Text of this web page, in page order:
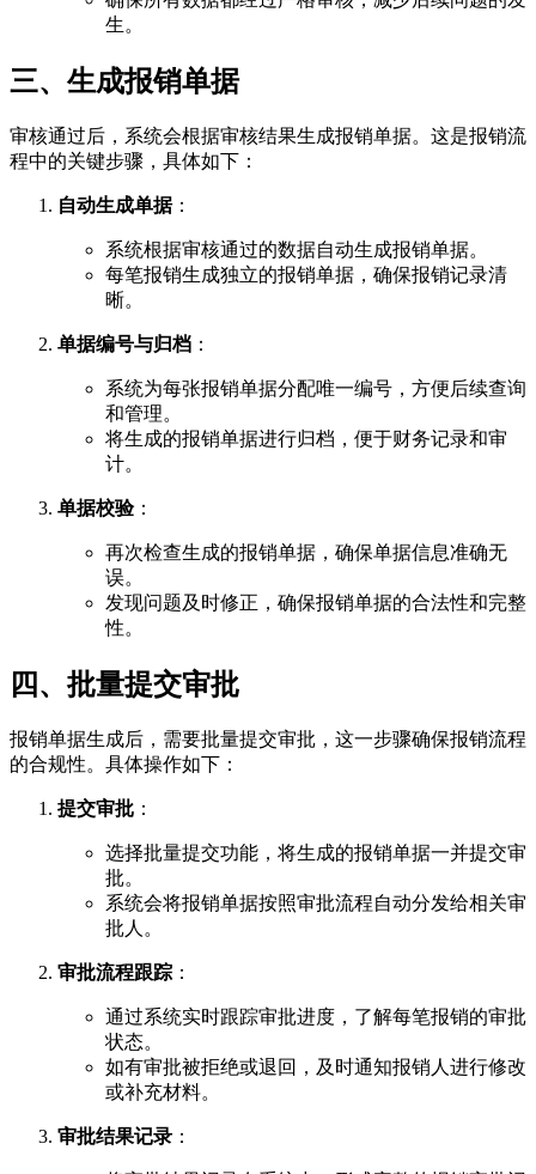
生。
三、生成报销单据
审核通过后，系统会根据审核结果生成报销单据。这是报销流
程中的关键步骤，具体如下：
自动生成单据：
系统根据审核通过的数据自动生成报销单据。
每笔报销生成独立的报销单据，确保报销记录清
晰。
单据编号与归档 ：
系统为每张报销单据分配唯一编号，方便后续查询
和管理。
将生成的报销单据进行归档，便于财务记录和审
计。
单据校验：
再次检查生成的报销单据，确保单据信息准确无
误。
发现问题及时修正，确保报销单据的合法性和完整
性。
四、批量提交审批
报销单据生成后，需要批量提交审批，这一步骤确保报销流程
的合规性。具体操作如下：
提交审批 ：
选择批量提交功能，将生成的报销单据一并提交审
批。
系统会将报销单据按照审批流程自动分发给相关审
批人。
审批流程跟踪 ：
通过系统实时跟踪审批进度，了解每笔报销的审批
状态。
如有审批被拒绝或退回，及时通知报销人进行修改
或补充材料。
审批结果记录 ：